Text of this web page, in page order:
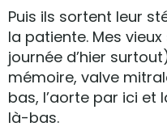
Puis ils sortent leur
la patiente. Mes
journée d’hier
mémoire, valve
bas, l’aorte par ici et
là-bas.